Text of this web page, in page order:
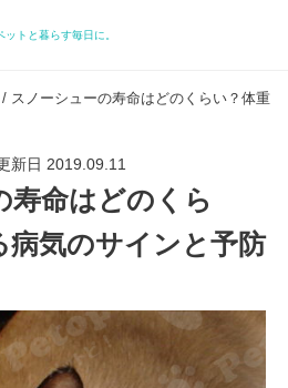
ットと暮らす毎日に。
/ スノーシューの寿命はどのくらい？体重
新日 2019.09.11
寿命はどのくら
病気のサインと予防